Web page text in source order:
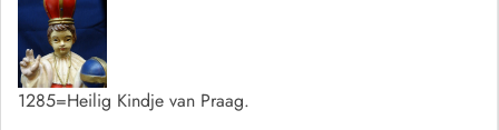
1285=Heilig Kindje van Praag.